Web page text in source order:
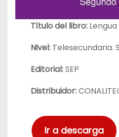
Título del libro:
Nivel:Telesecundaria.
Editorial:SEP
Distribuidor:
Ir a descarga